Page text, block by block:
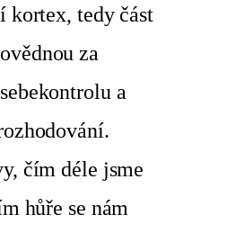
kortex, tedy část
za
a
čím déle jsme
hůře se nám